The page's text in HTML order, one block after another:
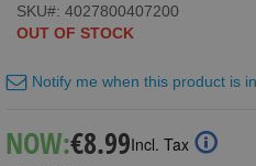
SKU
4027800407200
OUT OF STOCK
Notify me when this product is
NOW: Special
Price
€8.99Incl. Tax